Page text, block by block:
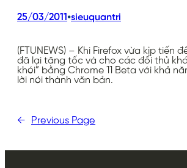
25/03/2011•sieuquantri
(FTUNEWS) – Khi Firefox vừa kịp tiến
đã lại tăng tốc và cho các đối thủ
khói” bằng Chrome 11 Beta với khả
lời nói thành văn bản.
← Previous Page